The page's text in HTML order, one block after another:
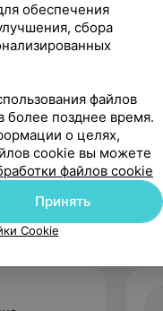
обеспечения
сбора
файлов
более позднее время.
о целях,
cookie вы можете
файлов cookie
Принять
Cookie